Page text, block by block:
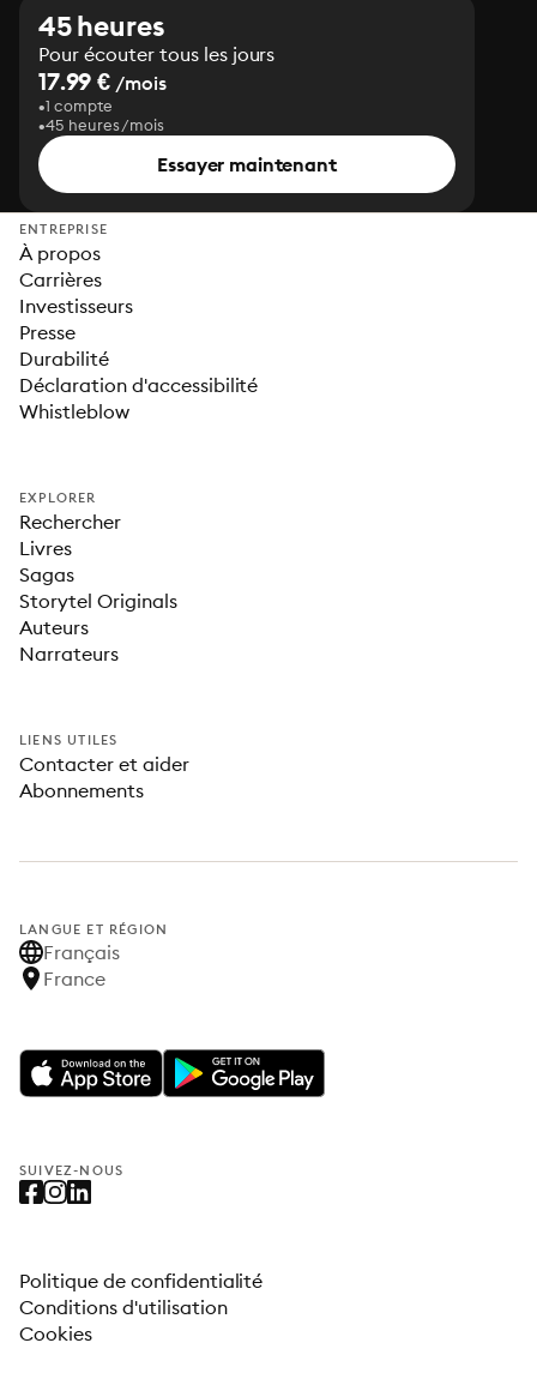
45 heures
Pour écouter tous les jours
17.99 € /mois
1 compte
45 heures/mois
Essayer maintenant
ENTREPRISE
À propos
Carrières
Investisseurs
Presse
Durabilité
Déclaration d'accessibilité
Whistleblow
EXPLORER
Rechercher
Livres
Sagas
Storytel Originals
Auteurs
Narrateurs
LIENS UTILES
Contacter et aider
Abonnements
LANGUE ET RÉGION
Français
France
SUIVEZ-NOUS
Politique de confidentialité
Conditions d'utilisation
Cookies